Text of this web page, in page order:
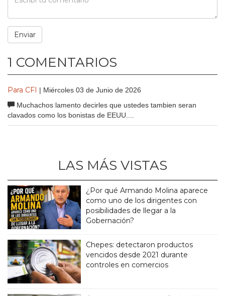
1 COMENTARIOS
Para CFI | Miércoles 03 de Junio de 2026
Muchachos lamento decirles que ustedes tambien seran
clavados como los bonistas de EEUU....
LAS MÁS VISTAS
¿Por qué Armando Molina aparece
como uno de los dirigentes con
posibilidades de llegar a la
Gobernación?
Chepes: detectaron productos
vencidos desde 2021 durante
controles en comercios